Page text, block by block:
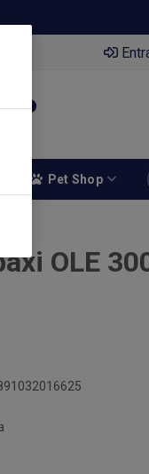
Pet Shop
OLE